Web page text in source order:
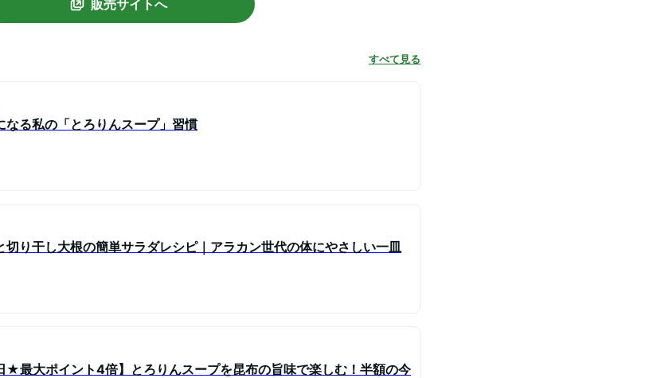
販売サイトへ
すべて見る
なる私の「とろりんスープ」習慣
切り干し大根の簡単サラダレシピ｜アラカン世代の体にやさしい一皿
★最大ポイント4倍】とろりんスープを昆布の旨味で楽しむ！半額の今